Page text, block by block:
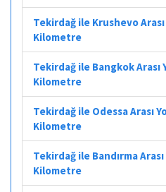
Tekirdağ ile Krushevo
Kilometre
Tekirdağ ile Bangkok Arası
Kilometre
Tekirdağ ile Odessa Arası
Kilometre
Tekirdağ ile Bandırma
Kilometre